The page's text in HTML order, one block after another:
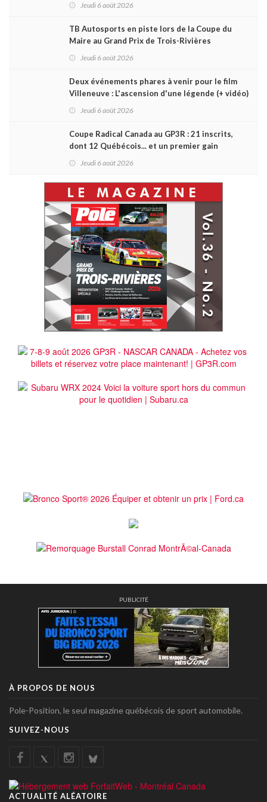
Jeudi 6 août 2026
TB Autosports en piste lors de la Coupe du
Maire au Grand Prix de Trois-Rivières
Jeudi 6 août 2026
Deux événements phares à venir pour le film
Villeneuve : L'ascension d'une légende (+ vidéo)
Jeudi 6 août 2026
Coupe Radical Canada au GP3R : 21 inscrits,
dont 12 Québécois... et un premier gain
Jeudi 6 août 2026
PUBLICITÉ
À PROPOS DE NOUS
Pole-Position, le seul magazine québécois de sport automobile.
SUIVEZ-NOUS
ACTUALITÉ ALÉATOIRE